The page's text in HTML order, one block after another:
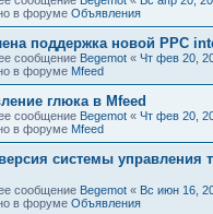
в форуме Объявления
поддержка новой PPC
сообщение Begemot « Чт фев 20,
в форуме Mfeed
глюка в Mfeed
сообщение Begemot « Чт фев 20,
в форуме Mfeed
системы управления
сообщение Begemot « Вс июн 16,
в форуме Объявления